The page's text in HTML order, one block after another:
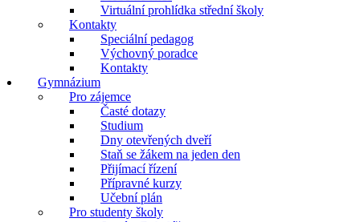
Virtuální prohlídka střední školy
Kontakty
Speciální pedagog
Výchovný poradce
Kontakty
Gymnázium
Pro zájemce
Časté dotazy
Studium
Dny otevřených dveří
Staň se žákem na jeden den
Přijímací řízení
Přípravné kurzy
Učební plán
Pro studenty školy